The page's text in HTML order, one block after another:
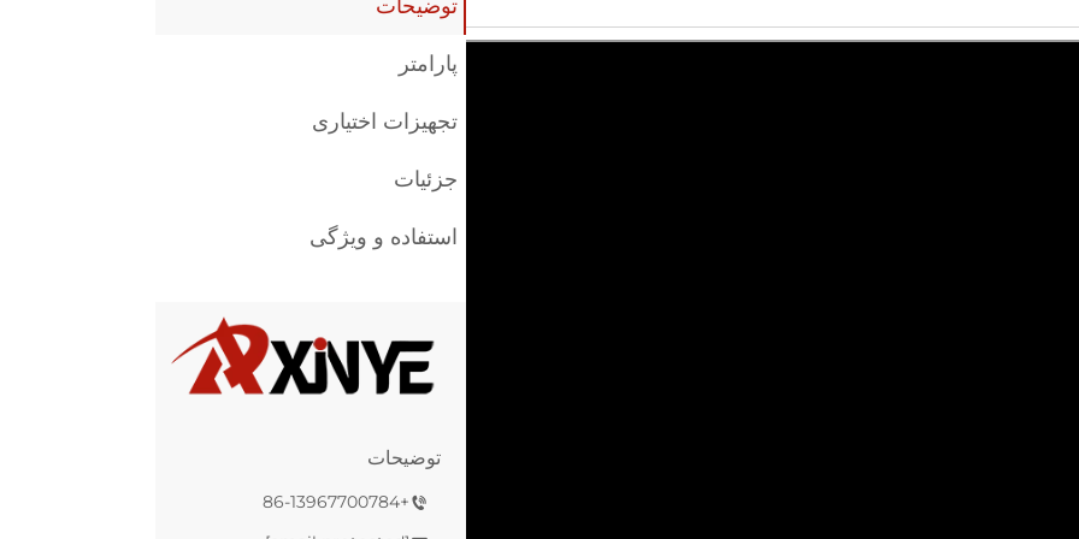
توضیحات
پارامتر
تجهیزات اختیاری
جزئیات
استفاده و ویژگی
توضیحات
+86-13967700784